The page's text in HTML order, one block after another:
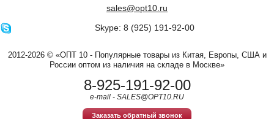
sales@opt10.ru
Skype: 8 (925) 191-92-00
2012-2026 © «ОПТ 10 - Популярные товары из Китая, Европы, США и
России оптом из наличия на складе в Москве»
8-925-191-92-00
e-mail - SALES@OPT10.RU
Заказать обратный звонок